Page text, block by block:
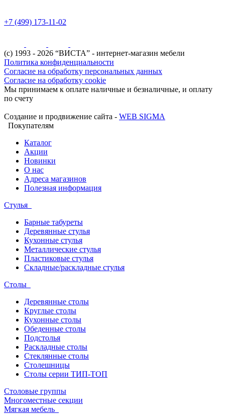
+7 (499) 173-11-02
(с) 1993 - 2026 “ВИСТА” - интернет-магазин мебели
Политика конфиденциальности
Согласие на обработку персональных данных
Согласие на обработку cookie
Мы принимаем к оплате наличные и безналичные, и оплату
по счету
Создание и продвижение сайта - WEB SIGMA
Покупателям
Каталог
Акции
Новинки
О нас
Адреса магазинов
Полезная информация
Стулья
Барные табуреты
Деревянные стулья
Кухонные стулья
Металлические стулья
Пластиковые стулья
Складные/раскладные стулья
Столы
Деревянные столы
Круглые столы
Кухонные столы
Обеденные столы
Подстолья
Раскладные столы
Стеклянные столы
Столешницы
Столы серии ТИП-ТОП
Столовые группы
Многоместные секции
Мягкая мебель